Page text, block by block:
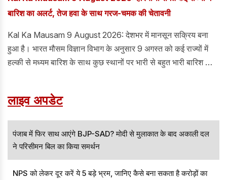
बारिश का अलर्ट, तेज हवा के साथ गरज-चमक की चेतावनी
Kal Ka Mausam 9 August 2026: देशभर में मानसून सक्रिय बना
हुआ है। भारत मौसम विज्ञान विभाग के अनुसार 9 अगस्त को कई राज्यों में
हल्की से मध्यम बारिश के साथ कुछ स्थानों पर भारी से बहुत भारी बारिश का
लाइव अपडेट
पंजाब में फिर साथ आएंगे BJP-SAD? मोदी से मुलाकात के बाद अकाली दल
ने परिसीमन बिल का किया समर्थन
NPS को लेकर दूर करें ये 5 बड़े भ्रम, जानिए कैसे बना सकता है करोड़ों का